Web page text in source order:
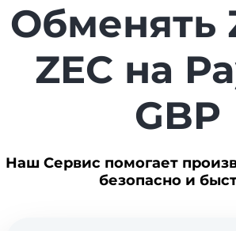
Обменять
ZEC на
GBP
Наш Сервис помогает
безопасно и